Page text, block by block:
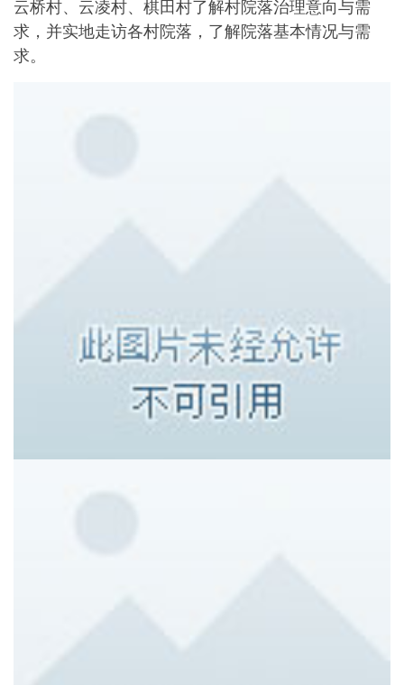
云桥村、云凌村、棋田村了解村院落治理意向与需
求，并实地走访各村院落，了解院落基本情况与需
求。